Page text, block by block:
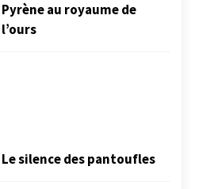
Pyrène au royaume de
l’ours
Le silence des pantoufles